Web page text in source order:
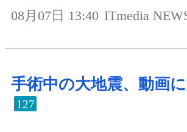
08月07日 13:40 ITmedia
手術中の大地震、動画
127